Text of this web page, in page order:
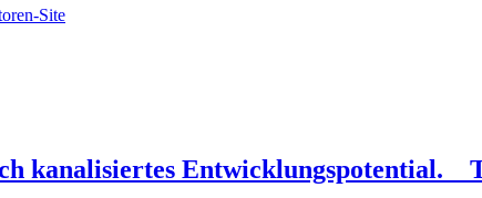
Site
kanalisiertes Entwicklungspotential. _